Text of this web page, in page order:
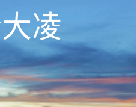
凌